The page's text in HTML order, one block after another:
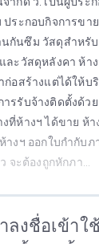
ประกอบกิจการขา
นกันซึม วัสดุสำหรั
ละวัสดุหลังคา ห้า
ก่อสร้างแต่ได้ให้บ
รรับจ้างติดตั้งด้ว
ที่ห้างฯ ได้ขาย ห้า
ฯ ออกใบกำกับภ
จะต้องถูกหักภา...
ลงชื่อเข้าใ